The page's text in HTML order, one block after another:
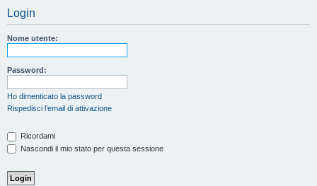
Login
Nome utente:
Password:
Ho dimenticato la password
Rispedisci l’email di attivazione
Ricordami
Nascondi il mio stato per questa sessione